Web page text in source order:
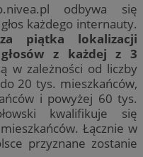
odbywa się
każdego internauty.
piątka lokalizacji
z każdej z 3
w zależności od liczby
20 tys. mieszkańców,
i powyżej 60 tys.
kwalifikuje się
Łącznie w
przyznane zostanie